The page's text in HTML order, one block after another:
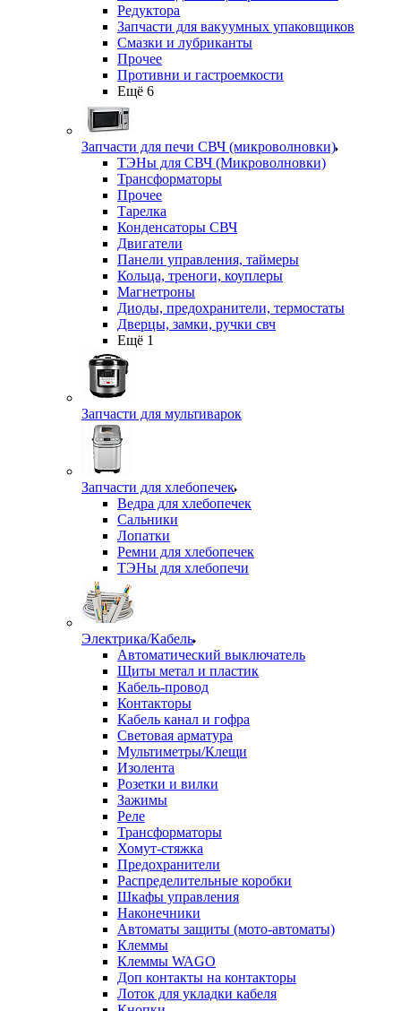
Редуктора
Запчасти для вакуумных упаковщиков
Смазки и лубриканты
Прочее
Противни и гастроемкости
Ещё 6
Запчасти для печи СВЧ (микроволновки)
ТЭНы для СВЧ (Микроволновки)
Трансформаторы
Прочее
Тарелка
Конденсаторы СВЧ
Двигатели
Панели управления, таймеры
Кольца, треноги, коуплеры
Магнетроны
Диоды, предохранители, термостаты
Дверцы, замки, ручки свч
Ещё 1
Запчасти для мультиварок
Запчасти для хлебопечек
Ведра для хлебопечек
Сальники
Лопатки
Ремни для хлебопечек
ТЭНы для хлебопечи
Электрика/Кабель
Автоматический выключатель
Щиты метал и пластик
Кабель-провод
Контакторы
Кабель канал и гофра
Световая арматура
Мультиметры/Клещи
Изолента
Розетки и вилки
Зажимы
Реле
Трансформаторы
Хомут-стяжка
Предохранители
Распределительные коробки
Шкафы управления
Наконечники
Автоматы защиты (мото-автоматы)
Клеммы
Клеммы WAGO
Доп контакты на контакторы
Лоток для укладки кабеля